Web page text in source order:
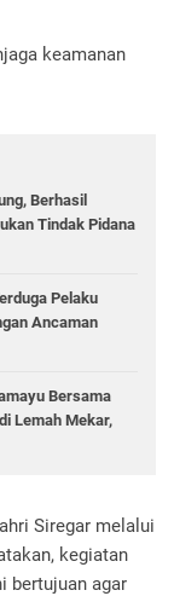
keamanan
Berhasil
Tindak Pidana
Pelaku
Ancaman
Bersama
Lemah Mekar,
Siregar melalui
kegiatan
bertujuan agar